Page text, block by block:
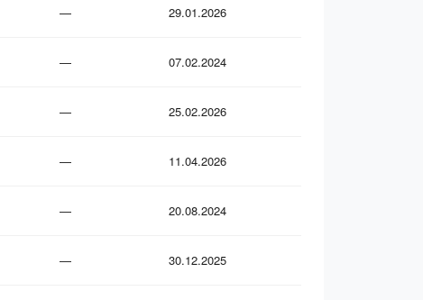
— 29.01.2026
— 07.02.2024
— 25.02.2026
— 11.04.2026
— 20.08.2024
— 30.12.2025